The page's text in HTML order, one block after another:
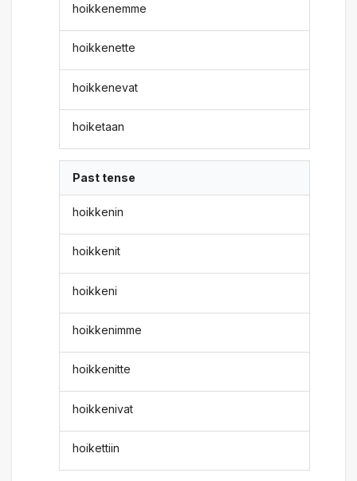
hoikkenemme
hoikkenette
hoikkenevat
hoiketaan
Past tense
hoikkenin
hoikkenit
hoikkeni
hoikkenimme
hoikkenitte
hoikkenivat
hoikettiin